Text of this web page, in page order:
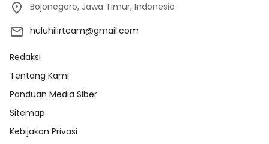
Bojonegoro, Jawa Timur, Indonesia
huluhilirteam@gmail.com
Redaksi
Tentang Kami
Panduan Media Siber
Sitemap
Kebijakan Privasi